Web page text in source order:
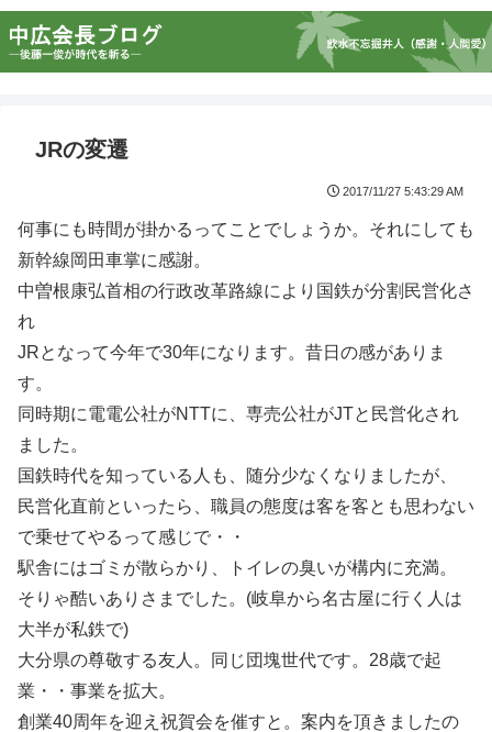
JRの変遷
2017/11/27 5:43:29 AM
何事にも時間が掛かるってことでしょうか。それにしても
新幹線岡田車掌に感謝。
中曽根康弘首相の行政改革路線により国鉄が分割民営化さ
れ
JRとなって今年で30年になります。昔日の感がありま
す。
同時期に電電公社がNTTに、専売公社がJTと民営化され
ました。
国鉄時代を知っている人も、随分少なくなりましたが、
民営化直前といったら、職員の態度は客を客とも思わない
で乗せてやるって感じで・・
駅舎にはゴミが散らかり、トイレの臭いが構内に充満。
そりゃ酷いありさまでした。(岐阜から名古屋に行く人は
大半が私鉄で)
大分県の尊敬する友人。同じ団塊世代です。28歳で起
業・・事業を拡大。
創業40周年を迎え祝賀会を催すと。案内を頂きましたの